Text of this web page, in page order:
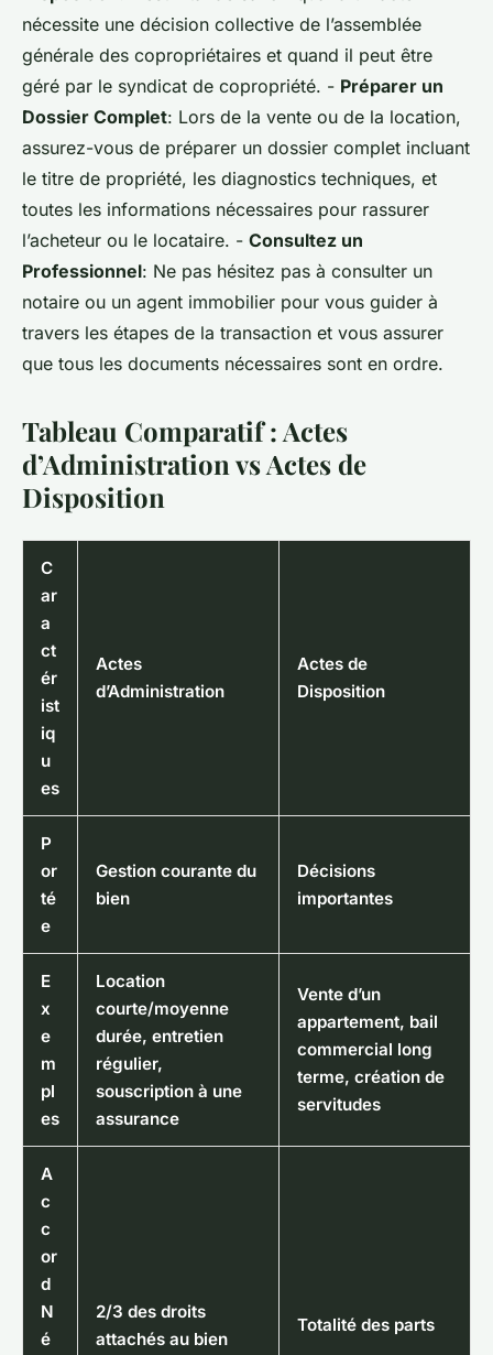
nécessite une décision collective de l’assemblée
générale des copropriétaires et quand il peut être
géré par le syndicat de copropriété. - Préparer un
Dossier Complet: Lors de la vente ou de la location,
assurez-vous de préparer un dossier complet incluant
le titre de propriété, les diagnostics techniques, et
toutes les informations nécessaires pour rassurer
l’acheteur ou le locataire. - Consultez un
Professionnel: Ne pas hésitez pas à consulter un
notaire ou un agent immobilier pour vous guider à
travers les étapes de la transaction et vous assurer
que tous les documents nécessaires sont en ordre.
Tableau Comparatif : Actes
d’Administration vs Actes de
Disposition
C
ar
a
ct
ér
ist
iq
u
es
Actes
d’Administration
Actes de
Disposition
P
or
té
e
Gestion courante du
bien
Décisions
importantes
E
x
e
m
pl
es
Location
courte/moyenne
durée, entretien
régulier,
souscription à une
assurance
Vente d’un
appartement, bail
commercial long
terme, création de
servitudes
A
c
c
or
d
N
é
2/3 des droits
attachés au bien
Totalité des parts